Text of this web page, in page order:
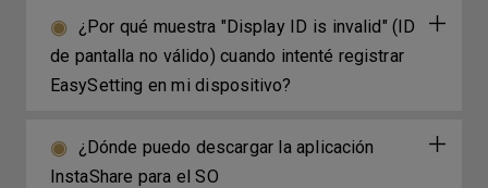
¿Por qué muestra "Display ID is invalid" (ID
de pantalla no válido) cuando intenté registrar
EasySetting en mi dispositivo?
¿Dónde puedo descargar la aplicación
InstaShare para el SO